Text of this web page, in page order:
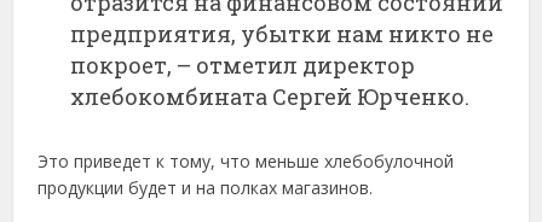
предприятия, убытки нам никто не
покроет, – отметил директор
хлебокомбината Сергей Юрченко.
Это приведет к тому, что меньше хлебобулочной
продукции будет и на полках магазинов.